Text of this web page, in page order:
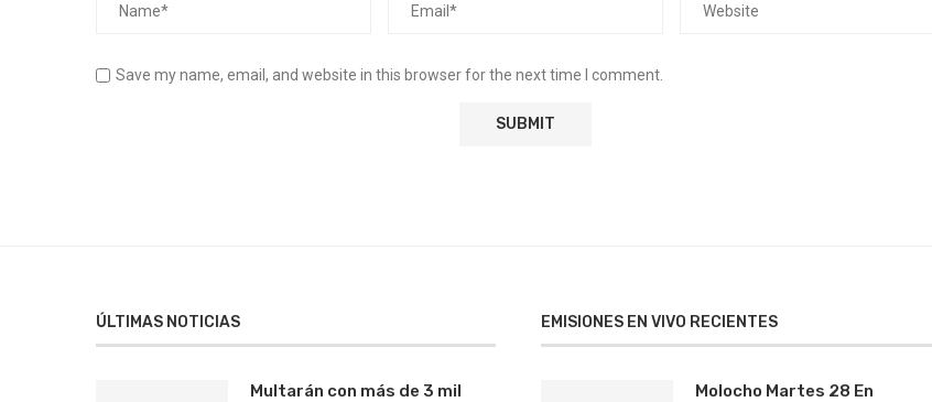
Save my name, email, and website in this browser for the next time I comment.
ÚLTIMAS NOTICIAS
Multarán con más de 3 mil
EMISIONES EN VIVO RECIENTES
Molocho Martes 28 En